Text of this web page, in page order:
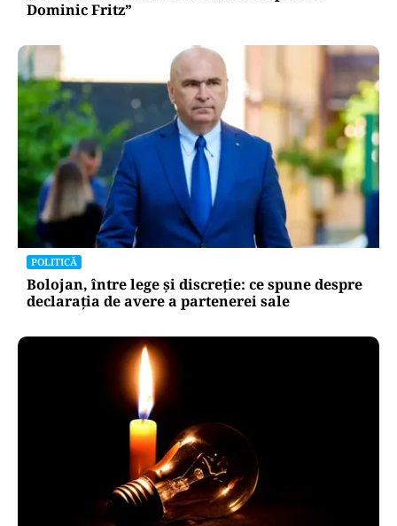
Dominic Fritz”
POLITICĂ
Bolojan, între lege și discreție: ce spune despre
declarația de avere a partenerei sale